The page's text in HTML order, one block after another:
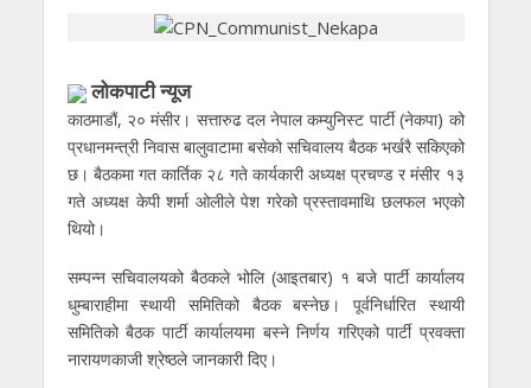
लोकपाटी न्यूज
काठमाडौं, २० मंसीर। सत्तारुढ दल नेपाल कम्युनिस्ट पार्टी (नेकपा) को
प्रधानमन्त्री निवास बालुवाटामा बसेको सचिवालय बैठक भर्खरै सकिएको
छ। बैठकमा गत कार्तिक २८ गते कार्यकारी अध्यक्ष प्रचण्ड र मंसीर १३
गते अध्यक्ष केपी शर्मा ओलीले पेश गरेको प्रस्तावमाथि छलफल भएको
थियो।
सम्पन्न सचिवालयको बैठकले भोलि (आइतबार) १ बजे पार्टी कार्यालय
धुम्बाराहीमा स्थायी समितिको बैठक बस्नेछ। पूर्वनिर्धारित स्थायी
समितिको बैठक पार्टी कार्यालयमा बस्ने निर्णय गरिएको पार्टी प्रवक्ता
नारायणकाजी श्रेष्ठले जानकारी दिए।